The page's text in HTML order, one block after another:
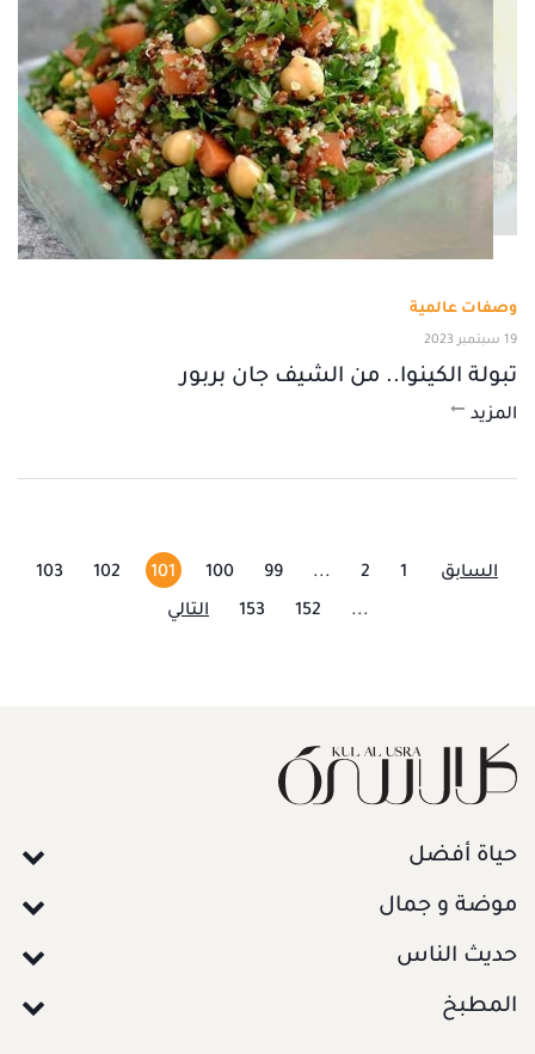
وصفات عالمية
19 سبتمبر 2023
تبولة الكينوا.. من الشيف جان بربور
المزيد
السابق 1
2
...
99
100
101
102
103
...
152
153 التالي
حياة أفضل
موضة و جمال
حديث الناس
المطبخ